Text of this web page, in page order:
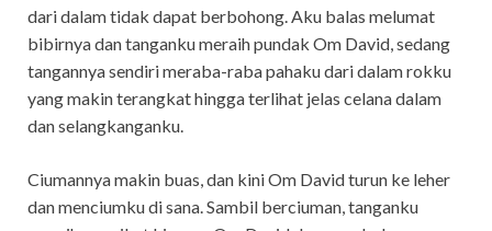
dari dalam tidak dapat berbohong. Aku balas melumat
bibirnya dan tanganku meraih pundak Om David, sedang
tangannya sendiri meraba-raba pahaku dari dalam rokku
yang makin terangkat hingga terlihat jelas celana dalam
dan selangkanganku.
Ciumannya makin buas, dan kini Om David turun ke leher
dan menciumku di sana. Sambil berciuman, tanganku